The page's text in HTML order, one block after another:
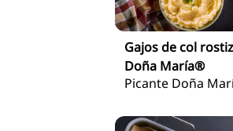
Gajos de col
Doña María®
Picante Doña